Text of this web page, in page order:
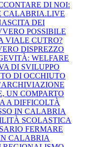
DI NOI:
CALABRIA.LIVE
DEI
POSSIBILE
VIALE CUTRO?
DISPREZZO
WELFARE
DI SVILUPPO
DI OCCHIUTO
UN COMPARTO
A DIFFICOLTÀ
IN CALABRIA
SCOLASTICA
FERMARE
CALABRIA